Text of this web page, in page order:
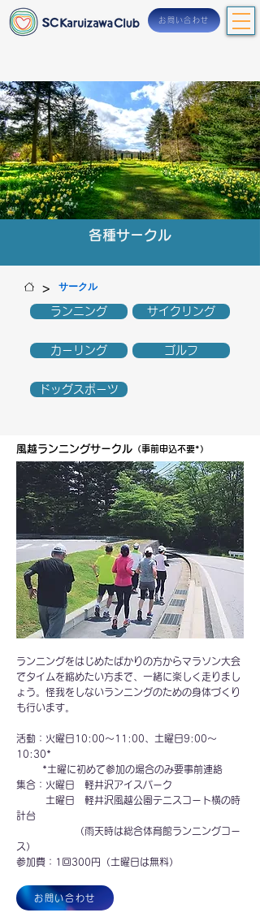
お問い合わせ
各種サークル
> サークル
ランニング サイクリング
カーリング ゴルフ
ドッグスポーツ
風越ランニングサークル （事前申込不要*）
ランニングをはじめたばかりの方からマラソン大会
でタイムを縮めたい方まで、一緒に楽しく走りまし
ょう。怪我をしないランニングのための身体づくり
も行います。
活動：火曜日10:00～11:00、土曜日9:00～
10:30*
*土曜に初めて参加の場合のみ要事前連絡
集合：火曜日 軽井沢アイスパーク
土曜日 軽井沢風越公園テニスコート横の時
計台
（雨天時は総合体育館ランニングコー
ス）
参加費：1回300円（土曜日は無料）
お問い合わせ